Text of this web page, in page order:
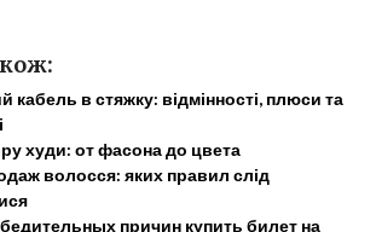
кабель в стяжку: відмінності, плюси та
худи: от фасона до цвета
волосся: яких правил слід
причин купить билет на